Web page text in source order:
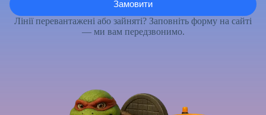
Лінії перевантажені або зайняті? Заповніть форму на сайті
— ми вам передзвонимо.